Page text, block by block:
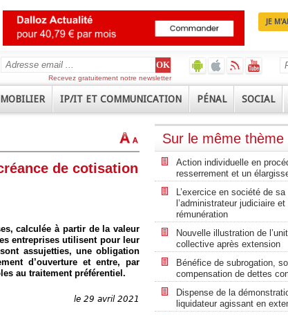
JE
Recevez gratuitement notre newsletter
IP/IT ET COMMUNICATION PÉNAL SOCIAL
de cotisation
calculée à partir de la valeur
entreprises utilisent pour leur
assujetties, une obligation
d’ouverture et entre, par
au traitement préférentiel.
le 29 avril 2021
Sur le même thème
Action individuelle en
resserrement et un
L’exercice en société de
l’administrateur judiciaire
rémunération
Nouvelle illustration de
collective après extension
Bénéfice de subrogation,
compensation de dettes
Dispense de la
liquidateur agissant en